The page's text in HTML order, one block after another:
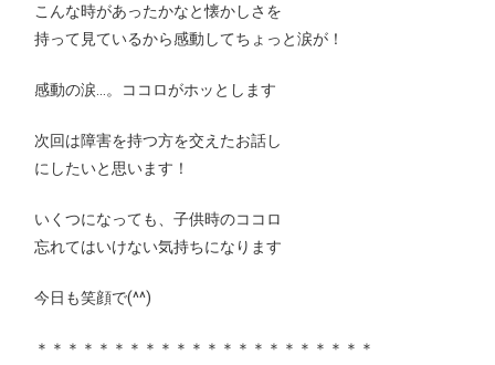
こんな時があったかなと懐かしさを
持って見ているから感動してちょっと涙が！
感動の涙…。ココロがホッとします
次回は障害を持つ方を交えたお話し
にしたいと思います！
いくつになっても、子供時のココロ
忘れてはいけない気持ちになります
今日も笑顔で(^^)
＊＊＊＊＊＊＊＊＊＊＊＊＊＊＊＊＊＊＊＊＊＊